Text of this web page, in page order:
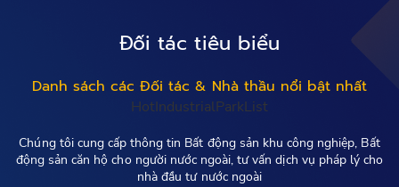
Đối tác tiêu biểu
Danh sách các Đối tác & Nhà thầu nổi bật nhất
HotIndustrialParkList
Chúng tôi cung cấp thông tin Bất động sản khu công nghiệp, Bất
động sản căn hộ cho người nước ngoài, tư vấn dịch vụ pháp lý cho
nhà đầu tư nước ngoài